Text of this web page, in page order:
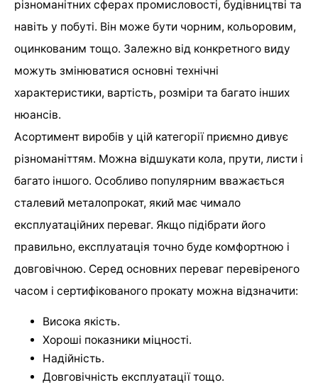
різноманітних сферах промисловості, будівництві та
навіть у побуті. Він може бути чорним, кольоровим,
оцинкованим тощо. Залежно від конкретного виду
можуть змінюватися основні технічні
характеристики, вартість, розміри та багато інших
нюансів.
Асортимент виробів у цій категорії приємно дивує
різноманіттям. Можна відшукати кола, прути, листи і
багато іншого. Особливо популярним вважається
сталевий металопрокат, який має чимало
експлуатаційних переваг. Якщо підібрати його
правильно, експлуатація точно буде комфортною і
довговічною. Серед основних переваг перевіреного
часом і сертифікованого прокату можна відзначити:
Висока якість.
Хороші показники міцності.
Надійність.
Довговічність експлуатації тощо.